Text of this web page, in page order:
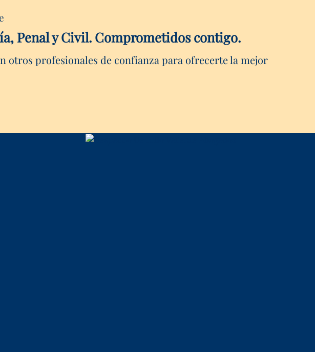
Penal y Civil. Comprometidos contigo.
otros profesionales de confianza para ofrecerte la mejor